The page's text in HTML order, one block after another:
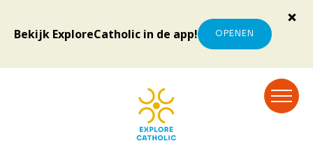
Bekijk ExploreCatholic in de app! OPENEN